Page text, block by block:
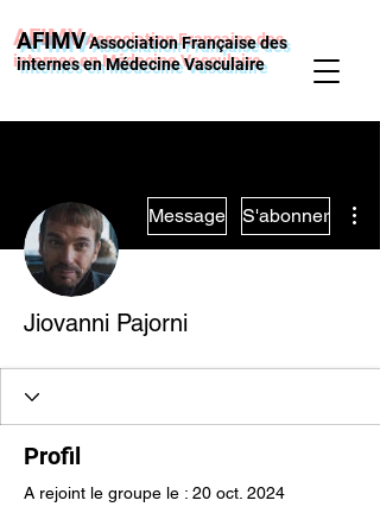
AFIMVAssociation Française des
internes en Médecine Vasculaire
Message S'abonner
Jiovanni Pajorni
Profil
A rejoint le groupe le : 20 oct. 2024